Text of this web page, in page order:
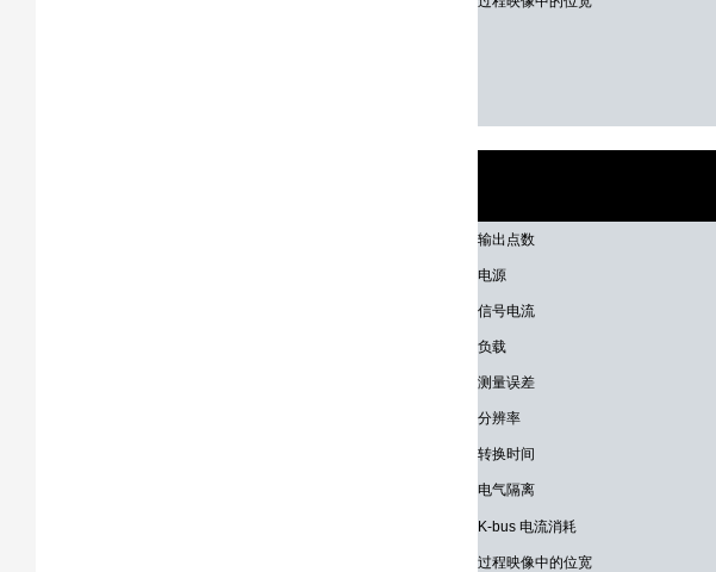
输出点数
电源
信号电流
负载
测量误差
分辨率
转换时间
电气隔离
K-bus 电流消耗
过程映像中的位宽